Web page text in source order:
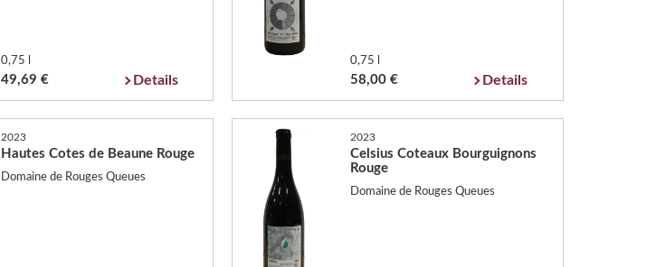
0,75 l
49,69 € Details
0,75 l
58,00 € Details
2023
Hautes Cotes de Beaune Rouge
Domaine de Rouges Queues
2023
Celsius Coteaux Bourguignons
Rouge
Domaine de Rouges Queues